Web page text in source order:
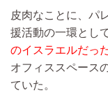
皮肉なことに、パ
援活動の一環として
のイスラエルだった
オフィススペース
ていた。